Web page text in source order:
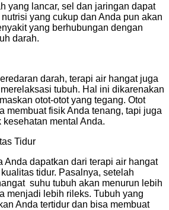
yang lancar, sel dan jaringan dapat
yang cukup dan Anda pun akan
yang berhubungan dengan
darah.
darah, terapi air hangat juga
tubuh. Hal ini dikarenakan
otot-otot yang tegang. Otot
membuat fisik Anda tenang, tapi juga
mental Anda.
Tidur
Anda dapatkan dari terapi air hangat
tidur. Pasalnya, setelah
suhu tubuh akan menurun lebih
menjadi lebih rileks. Tubuh yang
Anda tertidur dan bisa membuat